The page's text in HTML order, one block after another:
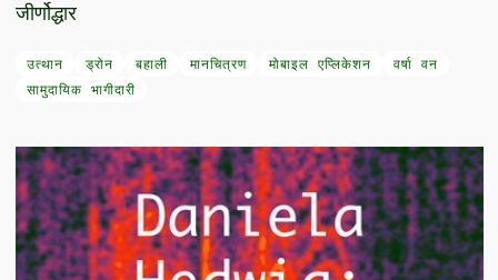
जीर्णोद्धार
उत्थान ड्रोन बहाली मानचित्रण मोबाइल एप्लिकेशन
वर्षा वन
सामुदायिक भागीदारी